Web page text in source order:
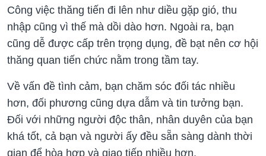
Công việc thăng tiến đi lên như diều gặp gió, thu
nhập cũng vì thế mà dồi dào hơn. Ngoài ra, bạn
cũng dễ được cấp trên trọng dụng, đề bạt nên cơ hội
thăng quan tiến chức nằm trong tầm tay.
Về vấn đề tình cảm, bạn chăm sóc đối tác nhiều
hơn, đối phương cũng dựa dẫm và tin tưởng bạn.
Đối với những người độc thân, nhân duyên của bạn
khá tốt, cả bạn và người ấy đều sẵn sàng dành thời
gian để hòa hợp và giao tiếp nhiều hơn.